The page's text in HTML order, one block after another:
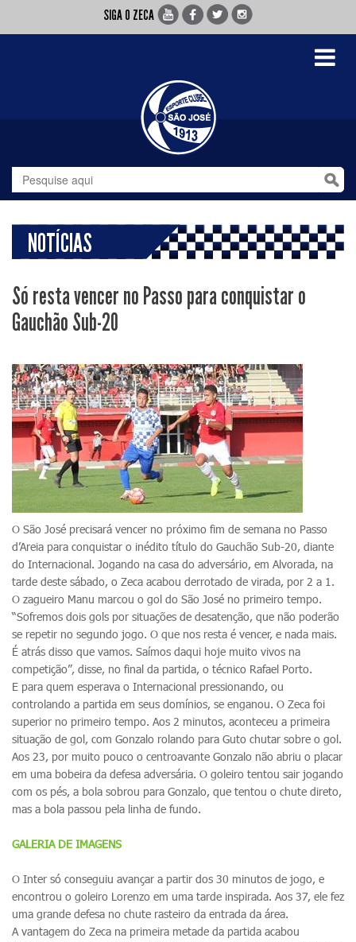
SIGA O ZECA
Toggle
NOTÍCIAS
Só resta vencer no Passo para conquistar o
Gauchão Sub-20
O São José precisará vencer no próximo fim de semana no Passo
d’Areia para conquistar o inédito título do Gauchão Sub-20, diante
do Internacional. Jogando na casa do adversário, em Alvorada, na
tarde deste sábado, o Zeca acabou derrotado de virada, por 2 a 1.
O zagueiro Manu marcou o gol do São José no primeiro tempo.
“Sofremos dois gols por situações de desatenção, que não poderão
se repetir no segundo jogo. O que nos resta é vencer, e nada mais.
É atrás disso que vamos. Saímos daqui hoje muito vivos na
competição”, disse, no final da partida, o técnico Rafael Porto.
E para quem esperava o Internacional pressionando, ou
controlando a partida em seus domínios, se enganou. O Zeca foi
superior no primeiro tempo. Aos 2 minutos, aconteceu a primeira
situação de gol, com Gonzalo rolando para Guto chutar sobre o gol.
Aos 23, por muito pouco o centroavante Gonzalo não abriu o placar
em uma bobeira da defesa adversária. O goleiro tentou sair jogando
com os pés, a bola sobrou para Gonzalo, que tentou o chute direto,
mas a bola passou pela linha de fundo.
GALERIA DE IMAGENS
O Inter só conseguiu avançar a partir dos 30 minutos de jogo, e
encontrou o goleiro Lorenzo em uma tarde inspirada. Aos 37, ele fez
uma grande defesa no chute rasteiro da entrada da área.
A vantagem do Zeca na primeira metade da partida acabou